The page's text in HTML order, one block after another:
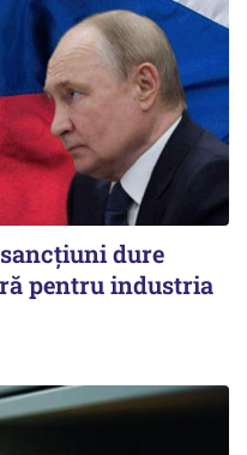
dure
pentru industria